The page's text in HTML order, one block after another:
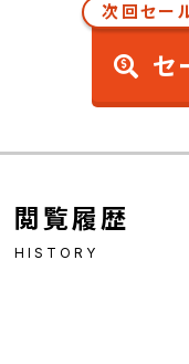
次回セー
セ
閲覧履歴
HISTORY